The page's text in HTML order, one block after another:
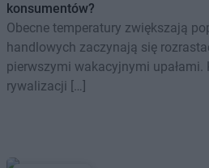
konsumentów?
Obecne temperatury zwiększają
handlowych zaczynają się
pierwszymi wakacyjnymi
rywalizacji […]